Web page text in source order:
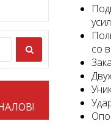
со